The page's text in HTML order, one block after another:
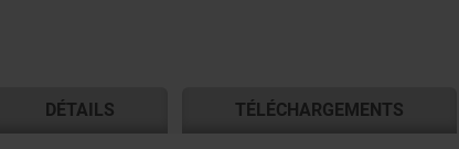
DÉTAILS TÉLÉCHARGEMENTS